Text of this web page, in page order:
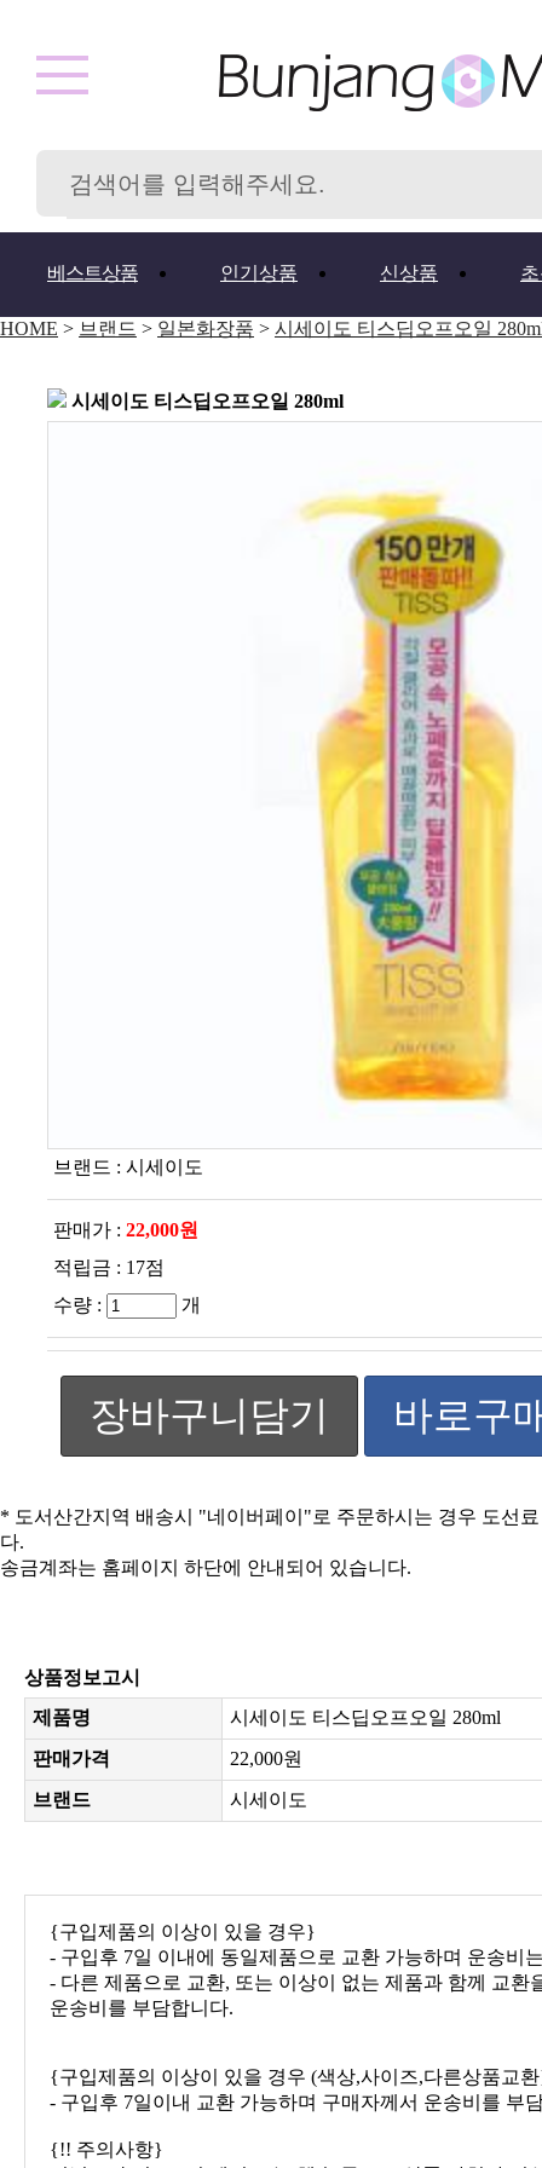
베스트상품 인기상품 신상품
HOME > 브랜드 > 일본화장품 > 시세이도 티스딥오프오일
시세이도 티스딥오프오일 280ml
브랜드 : 시세이도
판매가 : 22,000원
적립금 : 17점
수량 :
개
장바구니담기 바로구
* 도서산간지역 배송시 "네이버페이"로 주문하시는 경우 도선
다.
송금계좌는 홈페이지 하단에 안내되어 있습니다.
상품정보고시
제품명
시세이도 티스딥오프오일 280ml
판매가격
22,000원
브랜드
시세이도
{구입제품의 이상이 있을 경우}
- 구입후 7일 이내에 동일제품으로 교환 가능하며 운송비
- 다른 제품으로 교환, 또는 이상이 없는 제품과 함께 교환
운송비를 부담합니다.
{구입제품의 이상이 있을 경우 (색상,사이즈,다른상품교
- 구입후 7일이내 교환 가능하며 구매자께서 운송비를 부
{!! 주의사항}